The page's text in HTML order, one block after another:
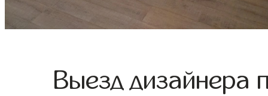
Выезд дизайнера